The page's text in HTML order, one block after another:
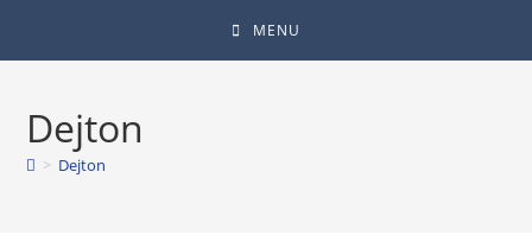
MENU
Dejton
> Dejton